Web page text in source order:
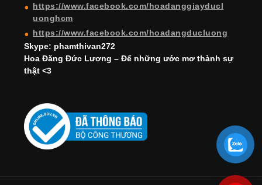
https://www.facebook.com/hoadanggiayducl
uonghcm
https://www.facebook.com/hoadangducluong
Skype: phamthivan272
Hoa Đăng Đức Lương – Để những ước mơ thành sự
thật <3